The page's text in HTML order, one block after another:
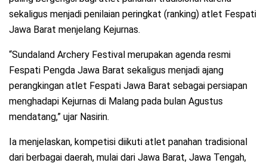
sekaligus menjadi penilaian peringkat (ranking) atlet Fespati
Jawa Barat menjelang Kejurnas.
“Sundaland Archery Festival merupakan agenda resmi
Fespati Pengda Jawa Barat sekaligus menjadi ajang
perangkingan atlet Fespati Jawa Barat sebagai persiapan
menghadapi Kejurnas di Malang pada bulan Agustus
mendatang,” ujar Nasirin.
Ia menjelaskan, kompetisi diikuti atlet panahan tradisional
dari berbagai daerah, mulai dari Jawa Barat, Jawa Tengah,